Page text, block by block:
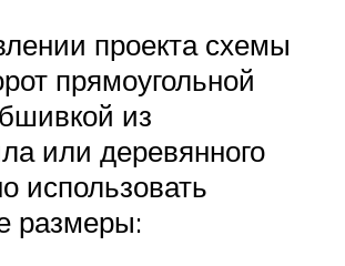
проекта схемы
прямоугольной
из
или деревянного
использовать
размеры: